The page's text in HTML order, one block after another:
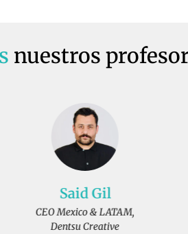
nuestros
Paola Escalante
Managing Director